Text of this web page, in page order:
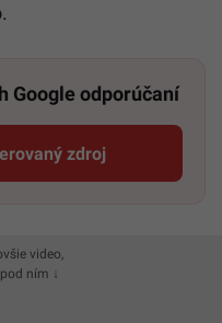
Google odporúčaní
zdroj
odkaz sa otvorí v
video,
ním ↓